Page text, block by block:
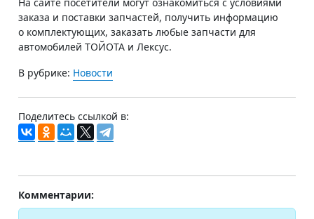
заказа и поставки запчастей, получить информацию
о комплектующих, заказать любые запчасти для
автомобилей ТОЙОТА и Лексус.
В рубрике: Новости
Поделитесь ссылкой в:
Комментарии: